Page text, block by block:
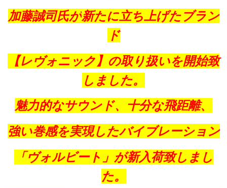
加藤誠司氏が新たに立ち上げたブラン
ド
【レヴォニック】の取り扱いを開始致
しました。
魅力的なサウンド、十分な飛距離、
強い巻感を実現したバイブレーション
「ヴォルビート」が新入荷致しまし
た。